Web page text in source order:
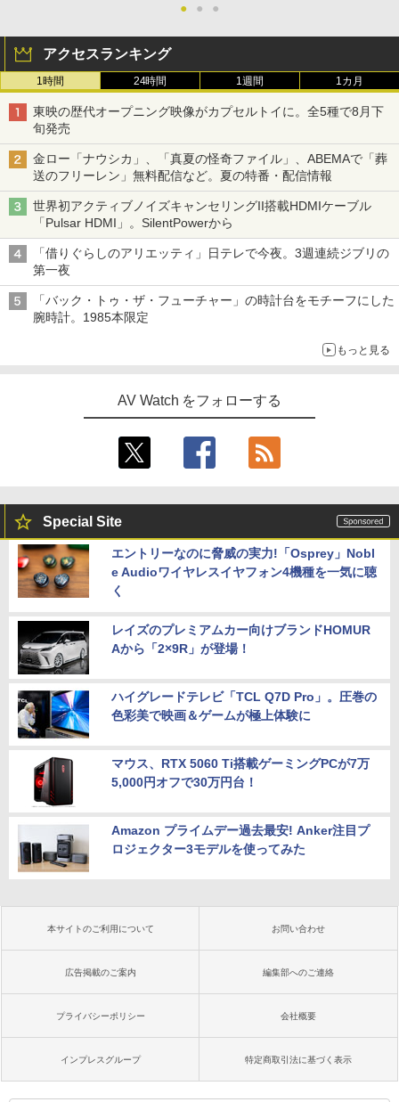
● ● ●
アクセスランキング
1時間 24時間 1週間 1カ月
東映の歴代オープニング映像がカプセルトイに。全5種で8月下
旬発売
金ロー「ナウシカ」、「真夏の怪奇ファイル」、ABEMAで「葬
送のフリーレン」無料配信など。夏の特番・配信情報
世界初アクティブノイズキャンセリングII搭載HDMIケーブル
「Pulsar HDMI」。SilentPowerから
「借りぐらしのアリエッティ」日テレで今夜。3週連続ジブリの
第一夜
「バック・トゥ・ザ・フューチャー」の時計台をモチーフにした
腕時計。1985本限定
もっと見る
AV Watch をフォローする
Special Site
エントリーなのに脅威の実力!「Osprey」Nobl
e Audioワイヤレスイヤフォン4機種を一気に聴
く
レイズのプレミアムカー向けブランドHOMUR
Aから「2×9R」が登場！
ハイグレードテレビ「TCL Q7D Pro」。圧巻の
色彩美で映画＆ゲームが極上体験に
マウス、RTX 5060 Ti搭載ゲーミングPCが7万
5,000円オフで30万円台！
Amazon プライムデー過去最安! Anker注目プ
ロジェクター3モデルを使ってみた
本サイトのご利用について お問い合わせ
広告掲載のご案内 編集部へのご連絡
プライバシーポリシー 会社概要
インプレスグループ 特定商取引法に基づく表示